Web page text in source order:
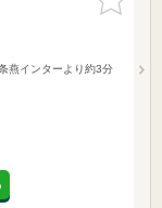
りに追加
燕インターより約3分